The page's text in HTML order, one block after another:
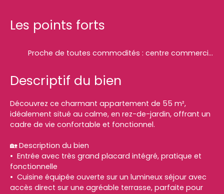
Les points forts
Proche de toutes commodités : centre commercial, aéroport, principaux axes routiers et à deux pas de l’arrêt de bus
Descriptif du bien
Découvrez ce charmant appartement de 55 m²,
idéalement situé au calme, en rez-de-jardin, offrant un
cadre de vie confortable et fonctionnel.
🏡 Description du bien
Entrée avec très grand placard intégré, pratique et
fonctionnelle
Cuisine équipée ouverte sur un lumineux séjour avec
accès direct sur une agréable terrasse, parfaite pour